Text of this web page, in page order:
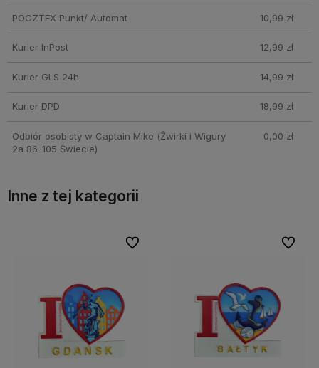
POCZTEX Punkt/ Automat 10,99 zł
Kurier InPost 12,99 zł
Kurier GLS 24h 14,99 zł
Kurier DPD 18,99 zł
Odbiór osobisty w Captain Mike (Żwirki i Wigury
2a 86-105 Świecie)
0,00 zł
Inne z tej kategorii
Do ulubionych
Do ulubionych Do
Do